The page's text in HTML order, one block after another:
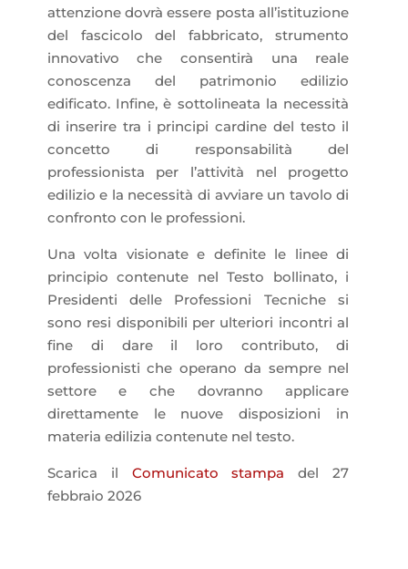
attenzione dovrà essere posta all’istituzione
del fascicolo del fabbricato, strumento
innovativo che consentirà una reale
conoscenza del patrimonio edilizio
edificato. Infine, è sottolineata la necessità
di inserire tra i principi cardine del testo il
concetto di responsabilità del
professionista per l’attività nel progetto
edilizio e la necessità di avviare un tavolo di
confronto con le professioni.
Una volta visionate e definite le linee di
principio contenute nel Testo bollinato, i
Presidenti delle Professioni Tecniche si
sono resi disponibili per ulteriori incontri al
fine di dare il loro contributo, di
professionisti che operano da sempre nel
settore e che dovranno applicare
direttamente le nuove disposizioni in
materia edilizia contenute nel testo.
Scarica il Comunicato stampa del 27
febbraio 2026